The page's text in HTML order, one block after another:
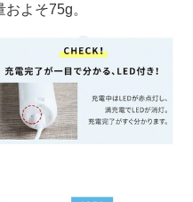
よそ75g。